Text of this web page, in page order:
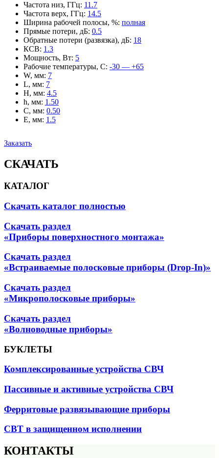
Частота низ, ГГц: 11.7
Частота верх, ГГц: 14.5
Ширина рабочей полосы, %: полная
Прямые потери, дБ: 0.5
Обратные потери (развязка), дБ: 18
КСВ: 1.3
Мощность, Вт: 5
Рабочие температуры, С: -30 — +65
W, мм: 7
L, мм: 7
H, мм: 4.5
h, мм: 1.50
C, мм: 0.50
E, мм: 1.5
Заказать
СКАЧАТЬ
КАТАЛОГ
Скачать каталог полностью
Скачать раздел
«Приборы поверхностного монтажа»
Скачать раздел
«Встраиваемые полосковые приборы (Drop-In)»
Скачать раздел
«Микрополосковые приборы»
Скачать раздел
«Волноводные приборы»
БУКЛЕТЫ
Комплексированные устройства СВЧ
Пассивные и активные устройства СВЧ
Ферритовые развязывающие приборы
СВТ в защищенном исполнении
КОНТАКТЫ